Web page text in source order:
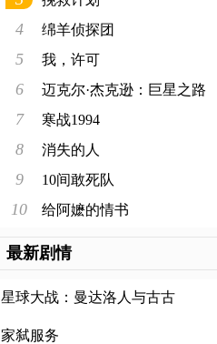
4 绵羊侦探团
5 我，许可
6 迈克尔·杰克逊：巨星之路
7 寒战1994
8 消失的人
9 10间敢死队
10 给阿嬷的情书
最新剧情
星球大战：曼达洛人与古古
家弑服务